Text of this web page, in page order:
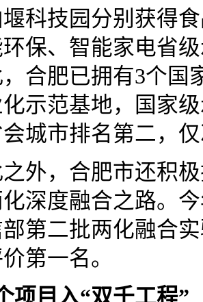
科技园分别获得
保、智能家电省
合肥已拥有3个国
示范基地，国家
城市排名第二，
，合肥市还积极
深度融合之路。
第二批两化融合
第一名。
项目入“双千工程”